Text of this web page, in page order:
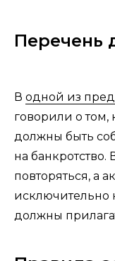
Перечень
В одной из
говорили о
должны быть
на банкротство.
повторяться, а
исключительно
должны